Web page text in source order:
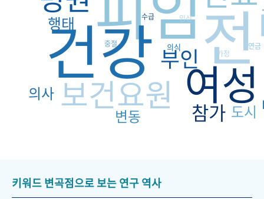
건강 여성
보건요원
부인
참가
행태
변동 도시
의사
의식
가정
연금
수급 임신
중절
키워드 변곡점으로 보는 연구 역사